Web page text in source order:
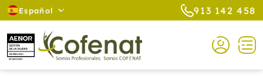
Español 913 142 458